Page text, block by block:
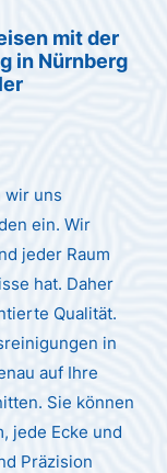
en mit der
in Nürnberg
wir uns
ein. Wir
jeder Raum
hat. Daher
Qualität.
in
auf Ihre
Sie können
jede Ecke und
Präzision